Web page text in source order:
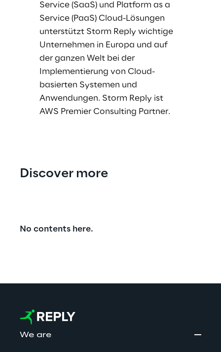
Service (SaaS) und Platform as a
Service (PaaS) Cloud-Lösungen
unterstützt Storm Reply wichtige
Unternehmen in Europa und auf
der ganzen Welt bei der
Implementierung von Cloud-
basierten Systemen und
Anwendungen. Storm Reply ist
AWS Premier Consulting Partner.
Discover more
No contents here.
We are